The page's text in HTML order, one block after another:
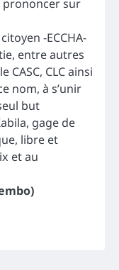
prononcer sur
-ECCHA-
entre autres
CLC ainsi
nom, à s’unir
but
gage de
libre et
et au